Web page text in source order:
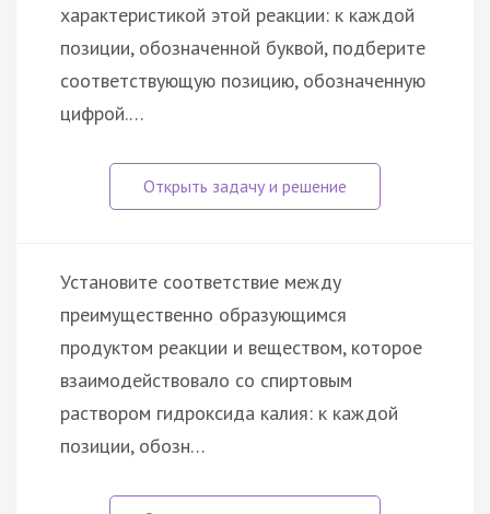
характеристикой этой реакции: к каждой
позиции, обозначенной буквой, подберите
соответствующую позицию, обозначенную
цифрой.…
Установите соответствие между
преимущественно образующимся
продуктом реакции и веществом, которое
взаимодействовало со спиртовым
раствором гидроксида калия: к каждой
позиции, обозн…